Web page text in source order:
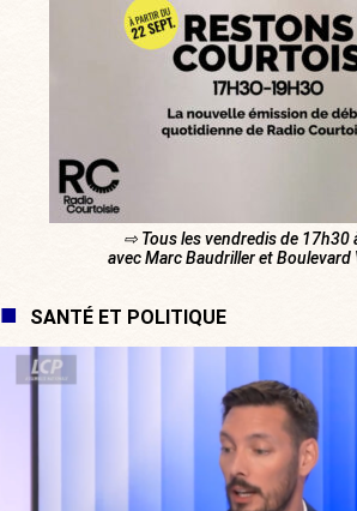
⇨ Tous les vendredis de 17h30
avec Marc Baudriller et
SANTÉ ET POLITIQUE